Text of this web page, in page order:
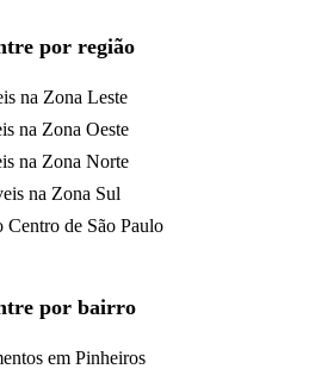
por região
na Zona Leste
na Zona Oeste
na Zona Norte
na Zona Sul
Centro de São Paulo
por bairro
em Pinheiros